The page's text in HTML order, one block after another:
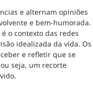
e alternam opiniões
e bem-humorada.
o contexto das redes
idealizada da vida. Os
e refletir que se
seja, um recorte